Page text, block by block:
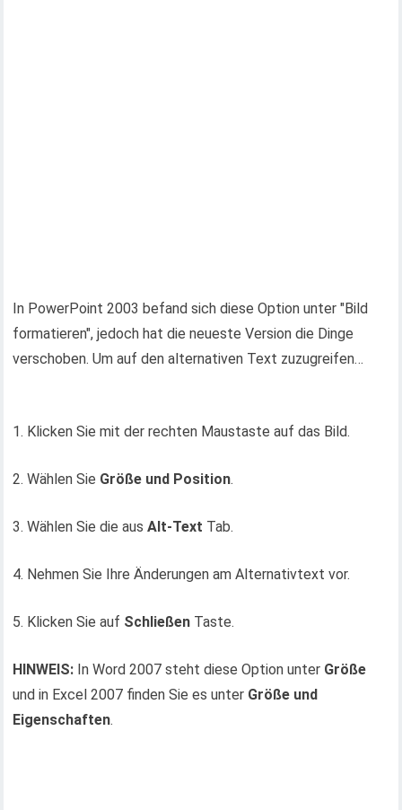
In PowerPoint 2003 befand sich diese Option unter "Bild
formatieren", jedoch hat die neueste Version die Dinge
verschoben. Um auf den alternativen Text zuzugreifen…
1. Klicken Sie mit der rechten Maustaste auf das Bild.
2. Wählen Sie Größe und Position.
3. Wählen Sie die ausAlt-Text Tab.
4. Nehmen Sie Ihre Änderungen am Alternativtext vor.
5. Klicken Sie auf Schließen Taste.
HINWEIS: In Word 2007 steht diese Option unter Größe
und in Excel 2007 finden Sie es unter Größe und
Eigenschaften.